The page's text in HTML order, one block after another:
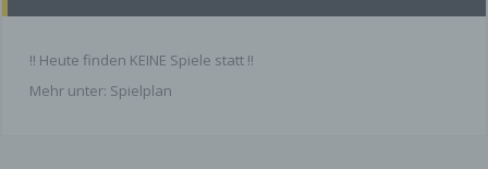
!! Heute finden KEINE Spiele statt !!
Mehr unter: Spielplan
geschlossen. In dieser Vereinbarung wird
festgelegt, für welche